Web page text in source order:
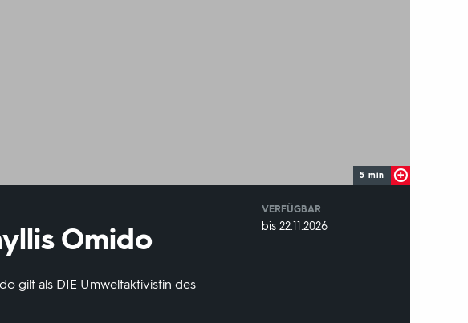
5 min
Omido
gilt als DIE Umweltaktivistin des
VERFÜGBAR
weltweit
VERFÜGBAR
bis 22.11.2026